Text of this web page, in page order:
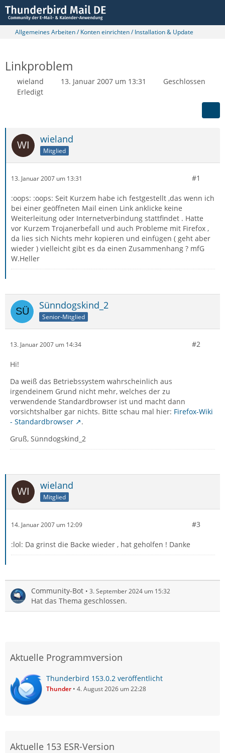
Allgemeines Arbeiten / Konten einrichten / Installation & Update
Linkproblem
wieland 13. Januar 2007 um 13:31
Geschlossen
Erledigt
wieland
Mitglied
13. Januar 2007 um 13:31 #1
:oops: :oops: Seit Kurzem habe ich festgestellt ,das wenn ich
bei einer geöffneten Mail einen Link anklicke keine
Weiterleitung oder Internetverbindung stattfindet . Hatte
vor Kurzem Trojanerbefall und auch Probleme mit Firefox ,
da lies sich Nichts mehr kopieren und einfügen ( geht aber
wieder ) vielleicht gibt es da einen Zusammenhang ? mfG
W.Heller
Sünndogskind_2
Senior-Mitglied
13. Januar 2007 um 14:34 #2
Hi!
Da weiß das Betriebssystem wahrscheinlich aus
irgendeinem Grund nicht mehr, welches der zu
verwendende Standardbrowser ist und macht dann
vorsichtshalber gar nichts. Bitte schau mal hier: Firefox-Wiki
- Standardbrowser
.
Gruß, Sünndogskind_2
wieland
Mitglied
14. Januar 2007 um 12:09 #3
:lol: Da grinst die Backe wieder , hat geholfen ! Danke
Community-Bot 3. September 2024 um 15:32
Hat das Thema geschlossen.
Aktuelle Programmversion
Thunderbird 153.0.2 veröffentlicht
Thunder 4. August 2026 um 22:28
Aktuelle 153 ESR-Version